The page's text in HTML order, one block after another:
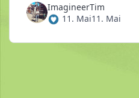
ImagineerTim
11. Mai11. Mai